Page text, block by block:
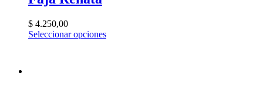
$ 4.250,00
Seleccionar opciones